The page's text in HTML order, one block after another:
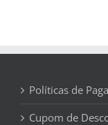
Políticas de
Cupom de